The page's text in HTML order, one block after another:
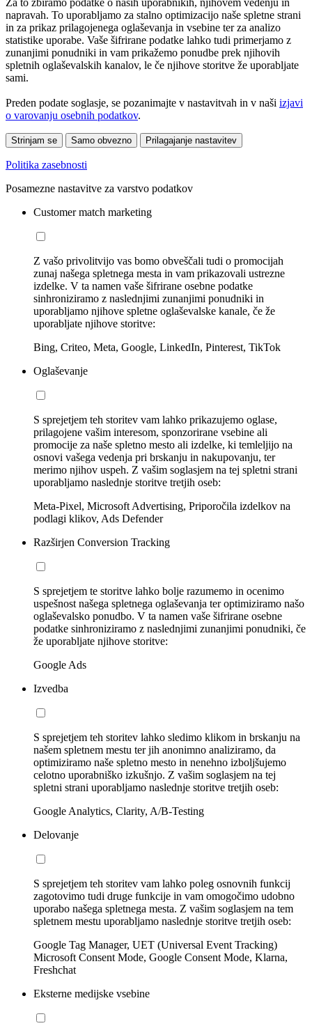
napravah. To uporabljamo za stalno optimizacijo naše spletne strani
in za prikaz prilagojenega oglaševanja in vsebine ter za analizo
statistike uporabe. Vaše šifrirane podatke lahko tudi primerjamo z
zunanjimi ponudniki in vam prikažemo ponudbe prek njihovih
spletnih oglaševalskih kanalov, le če njihove storitve že uporabljate
sami.
Preden podate soglasje, se pozanimajte v nastavitvah in v naši izjavi
o varovanju osebnih podatkov.
Strinjam se Samo obvezno Prilagajanje nastavitev
Politika zasebnosti
Posamezne nastavitve za varstvo podatkov
Customer match marketing
Z vašo privolitvijo vas bomo obveščali tudi o promocijah
zunaj našega spletnega mesta in vam prikazovali ustrezne
izdelke. V ta namen vaše šifrirane osebne podatke
sinhroniziramo z naslednjimi zunanjimi ponudniki in
uporabljamo njihove spletne oglaševalske kanale, če že
uporabljate njihove storitve:
Bing, Criteo, Meta, Google, LinkedIn, Pinterest, TikTok
Oglaševanje
S sprejetjem teh storitev vam lahko prikazujemo oglase,
prilagojene vašim interesom, sponzorirane vsebine ali
promocije za naše spletno mesto ali izdelke, ki temleljijo na
osnovi vašega vedenja pri brskanju in nakupovanju, ter
merimo njihov uspeh. Z vašim soglasjem na tej spletni strani
uporabljamo naslednje storitve tretjih oseb:
Meta-Pixel, Microsoft Advertising, Priporočila izdelkov na
podlagi klikov, Ads Defender
Razširjen Conversion Tracking
S sprejetjem te storitve lahko bolje razumemo in ocenimo
uspešnost našega spletnega oglaševanja ter optimiziramo našo
oglaševalsko ponudbo. V ta namen vaše šifrirane osebne
podatke sinhroniziramo z naslednjimi zunanjimi ponudniki, če
že uporabljate njihove storitve:
Google Ads
Izvedba
S sprejetjem teh storitev lahko sledimo klikom in brskanju na
našem spletnem mestu ter jih anonimno analiziramo, da
optimiziramo naše spletno mesto in nenehno izboljšujemo
celotno uporabniško izkušnjo. Z vašim soglasjem na tej
spletni strani uporabljamo naslednje storitve tretjih oseb:
Google Analytics, Clarity, A/B-Testing
Delovanje
S sprejetjem teh storitev vam lahko poleg osnovnih funkcij
zagotovimo tudi druge funkcije in vam omogočimo udobno
uporabo našega spletnega mesta. Z vašim soglasjem na tem
spletnem mestu uporabljamo naslednje storitve tretjih oseb:
Google Tag Manager, UET (Universal Event Tracking)
Microsoft Consent Mode, Google Consent Mode, Klarna,
Freshchat
Eksterne medijske vsebine